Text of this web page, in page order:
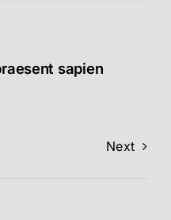
sapien
Next